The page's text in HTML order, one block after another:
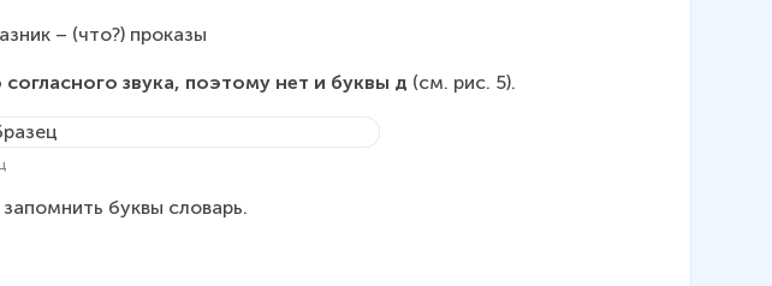
– (что?) проказы
звука, поэтому нет и буквы д (см. рис. 5).
буквы словарь.